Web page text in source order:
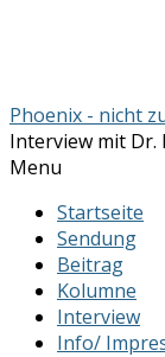
Phoenix - nicht
Interview mit Dr.
Menu
Startseite
Sendung
Beitrag
Kolumne
Interview
Info/